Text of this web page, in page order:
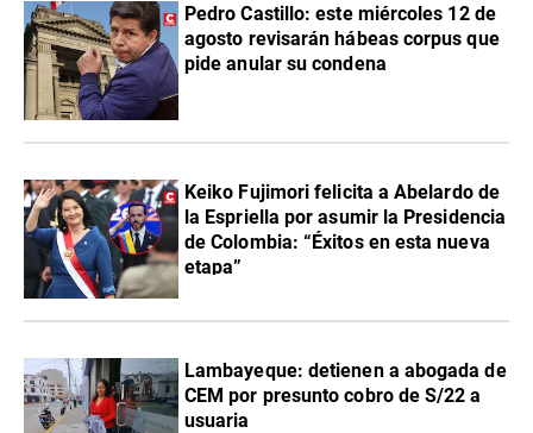
Pedro Castillo: este miércoles 12 de
agosto revisarán hábeas corpus que
pide anular su condena
Keiko Fujimori felicita a Abelardo de
la Espriella por asumir la Presidencia
de Colombia: “Éxitos en esta nueva
etapa”
Lambayeque: detienen a abogada de
CEM por presunto cobro de S/22 a
usuaria